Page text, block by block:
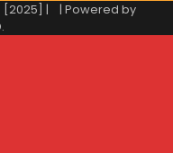
[2025] |
| Powered by
.